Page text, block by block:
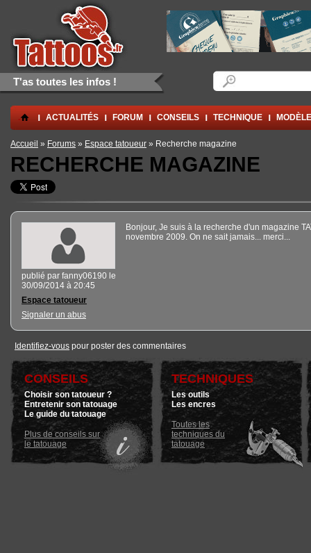
Aller au contenu principal
Skip to navigation
T'as toutes les infos !
. ACTUALITÉS FORUM CONSEILS TECHNIQUE
Vous êtes ici
Accueil » Forums » Espace tatoueur » Recherche magazine
RECHERCHE MAGAZINE
publié par fanny06190 le
30/09/2014 à 20:45
Signaler un abus
Espace tatoueur
Bonjour, Je suis à la recherche d'un magazine
novembre 2009. On ne sait jamais... merci...
Identifiez-vous pour poster des commentaires
CONSEILS
Choisir son tatoueur ?
Entretenir son tatouage
Le guide du tatouage
Plus de conseils sur
le tatouage
TECHNIQUES
Les outils
Les encres
Toutes les
techniques du
tatouage